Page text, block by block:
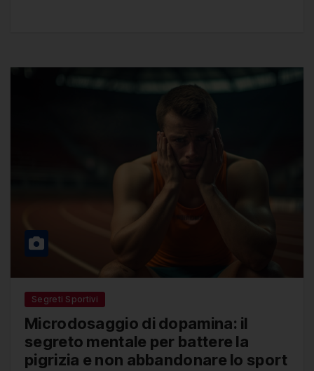
Segreti Sportivi
Microdosaggio di dopamina: il
segreto mentale per battere la
pigrizia e non abbandonare lo sport